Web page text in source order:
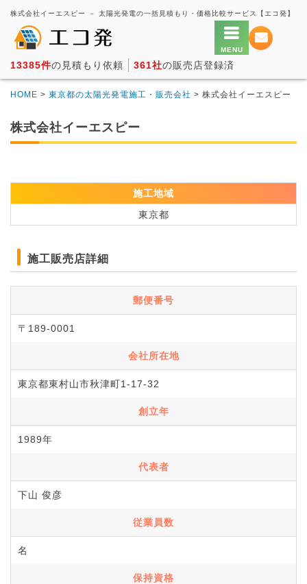
株式会社イーエスピー － 太陽光発電の一括見積もり・価格比較サービス【エコ発】
13385件の見積もり依頼 361社の販売店登録済
HOME > 東京都の太陽光発電施工・販売会社 > 株式会社イーエスピー
株式会社イーエスピー
施工地域
東京都
施工販売店詳細
郵便番号
〒189-0001
会社所在地
東京都東村山市秋津町1-17-32
創立年
1989年
代表者
下山 俊彦
従業員数
名
保持資格